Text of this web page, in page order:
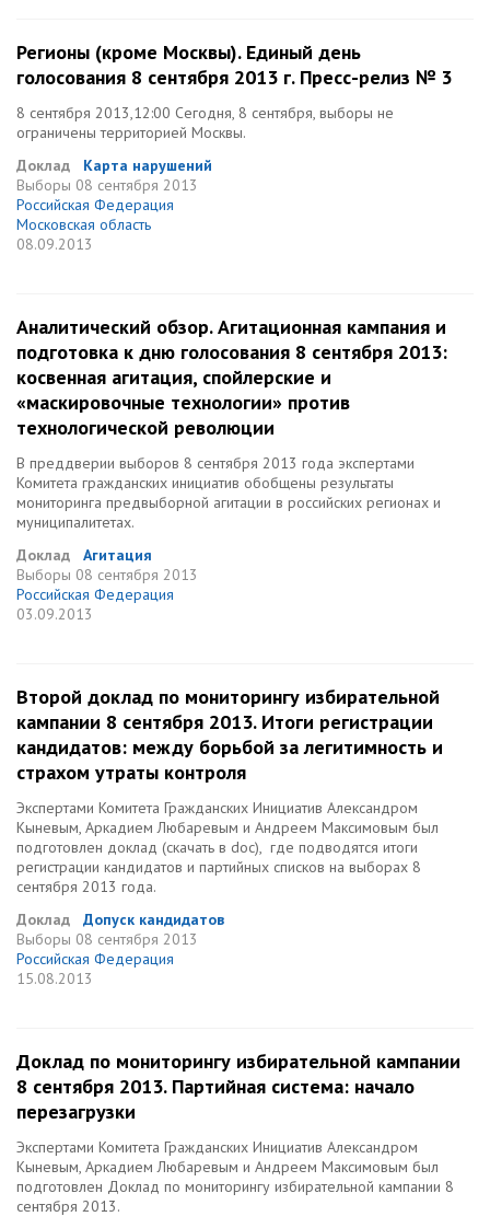
Регионы (кроме Москвы). Единый день
голосования 8 сентября 2013 г. Пресс-релиз № 3
8 сентября 2013,12:00 Сегодня, 8 сентября, выборы не
ограничены территорией Москвы.
Доклад
Карта нарушений
Выборы 08 сентября 2013
Российская Федерация
Московская область
08.09.2013
Аналитический обзор. Агитационная кампания и
подготовка к дню голосования 8 сентября 2013:
косвенная агитация, спойлерские и
«маскировочные технологии» против
технологической революции
В преддверии выборов 8 сентября 2013 года экспертами
Комитета гражданских инициатив обобщены результаты
мониторинга предвыборной агитации в российских регионах и
муниципалитетах.
Доклад
Агитация
Выборы 08 сентября 2013
Российская Федерация
03.09.2013
Второй доклад по мониторингу избирательной
кампании 8 сентября 2013. Итоги регистрации
кандидатов: между борьбой за легитимность и
страхом утраты контроля
Экспертами Комитета Гражданских Инициатив Александром
Кыневым, Аркадием Любаревым и Андреем Максимовым был
подготовлен доклад (скачать в doc), где подводятся итоги
регистрации кандидатов и партийных списков на выборах 8
сентября 2013 года.
Доклад
Допуск кандидатов
Выборы 08 сентября 2013
Российская Федерация
15.08.2013
Доклад по мониторингу избирательной кампании
8 сентября 2013. Партийная система: начало
перезагрузки
Экспертами Комитета Гражданских Инициатив Александром
Кыневым, Аркадием Любаревым и Андреем Максимовым был
подготовлен Доклад по мониторингу избирательной кампании 8
сентября 2013.